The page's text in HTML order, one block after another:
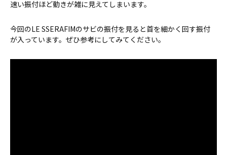
速い振付ほど動きが雑に見えてしまいます。
今回のLE SSERAFIMのサビの振付を見ると首を細かく回す振付
が入っています。ぜひ参考にしてみてください。